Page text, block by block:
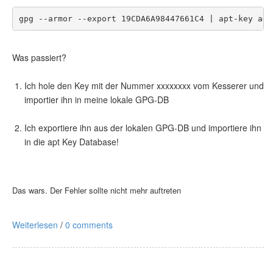
gpg --armor --export 19CDA6A98447661C4 | apt-key
Was passiert?
Ich hole den Key mit der Nummer xxxxxxxx vom Kesserer und
importier ihn in meine lokale GPG-DB
Ich exportiere ihn aus der lokalen GPG-DB und importiere ihn
in die apt Key Database!
Das wars. Der Fehler sollte nicht mehr auftreten
Weiterlesen / 0 comments